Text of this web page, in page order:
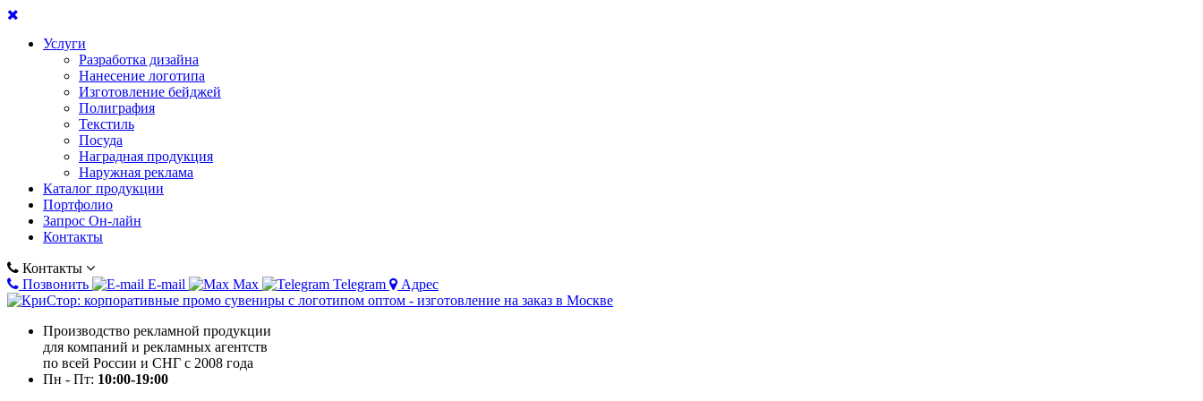
Услуги
Разработка дизайна
Нанесение логотипа
Изготовление бейджей
Полиграфия
Текстиль
Посуда
Наградная продукция
Наружная реклама
Каталог продукции
Портфолио
Запрос Он-лайн
Контакты
Контакты
Позвонить
E-mail Max Telegram Адрес
Производство рекламной продукции
для компаний и рекламных агентств
по всей России и СНГ с 2008 года
Пн - Пт: 10:00-19:00